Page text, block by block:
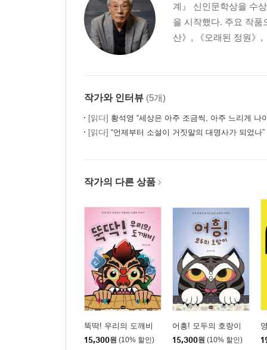
계』 신인문학상을 수
을 시작했다. 주요 작품
산》, 《오래된 정원》,
작가와 인터뷰 (5개)
[읽다] 황석영 “세상은 아주 조금씩, 아주 느리게 나
[읽다] “언제부터 소설이 거짓말의 대명사가 되었나
작가의 다른 상품
뚝딱! 우리의 도깨비
15,300원 (10% 할인)
어흥! 모두의 호랑이
15,300원 (10% 할인)